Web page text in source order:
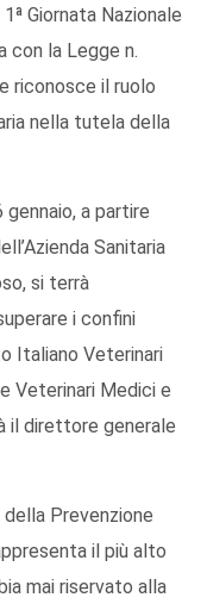
Giornata Nazionale
con la Legge n.
riconosce il ruolo
nella tutela della
a partire
Sanitaria
si terrà
i confini
Italiano Veterinari
Veterinari Medici e
il direttore generale
della Prevenzione
il più alto
mai riservato alla